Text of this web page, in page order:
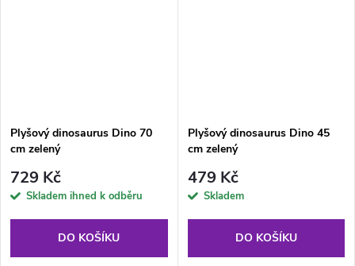
Plyšový dinosaurus Dino 70
cm zelený
729 Kč
Skladem ihned k odběru
DO KOŠÍKU
Plyšový dinosaurus Dino 45
cm zelený
479 Kč
Skladem
DO KOŠÍKU